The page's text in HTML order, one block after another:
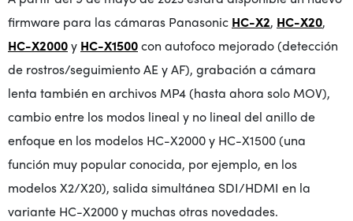
firmware para las cámaras Panasonic HC-X2, HC-X20,
HC-X2000y HC-X1500con autofoco mejorado (detección
de rostros/seguimiento AE y AF), grabación a cámara
lenta también en archivos MP4 (hasta ahora solo MOV),
cambio entre los modos lineal y no lineal del anillo de
enfoque en los modelos HC-X2000 y HC-X1500 (una
función muy popular conocida, por ejemplo, en los
modelos X2/X20), salida simultánea SDI/HDMI en la
variante HC-X2000 y muchas otras novedades.